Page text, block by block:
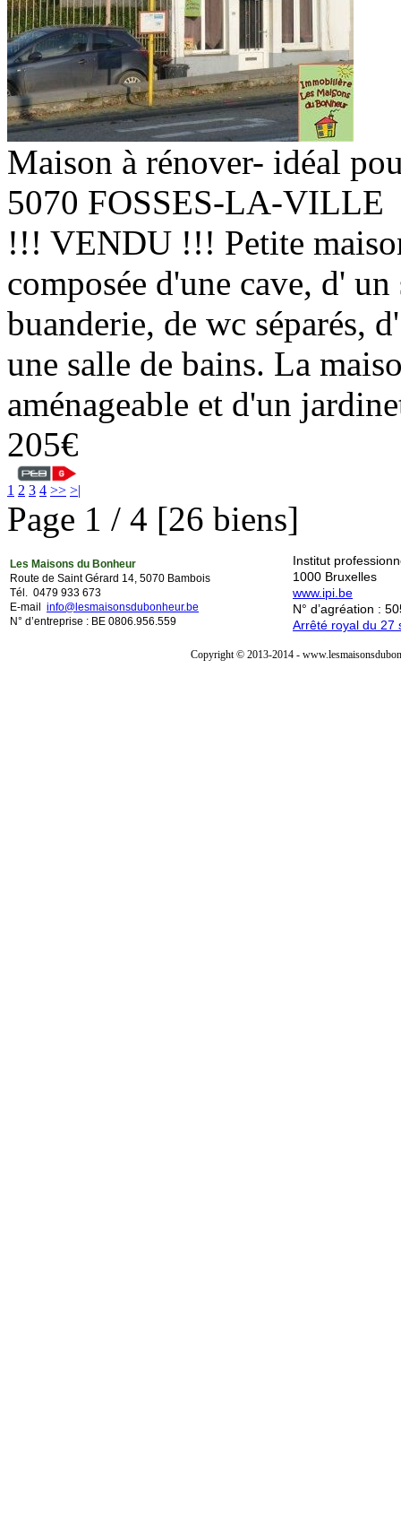
Maison à rénover- idéal
5070 FOSSES-LA-VILLE
!!! VENDU !!! Petite
composée d'une cave, d'
buanderie, de wc séparés,
une salle de bains. La
aménageable et d'un
205€
1 2 3 4 >> >|
Page 1 / 4 [26 biens]
Les Maisons du Bonheur
Route de Saint Gérard 14, 5070 Bambois
Tél. 0479 933 673
E-mail info@lesmaisonsdubonheur.be
N° d’entreprise : BE 0806.956.559
Institut
1000 Bruxelles
www.ipi.be
N° d’agréation :
Arrêté royal du 27
Copyright © 2013-2014 -